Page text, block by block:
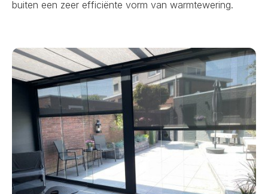
buiten een zeer efficiënte vorm van warmtewering.